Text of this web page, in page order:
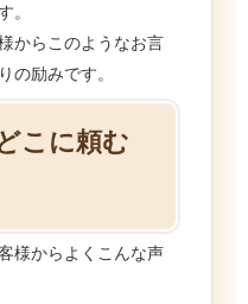
。
からこのようなお言
の励みです。
こに頼む
様からよくこんな声